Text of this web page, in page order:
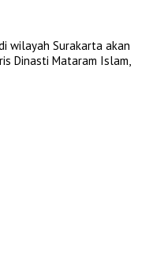
wilayah Surakarta akan
Dinasti Mataram Islam,